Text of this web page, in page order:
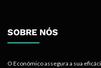
SOBRE NÓS
O Económico assegura a sua